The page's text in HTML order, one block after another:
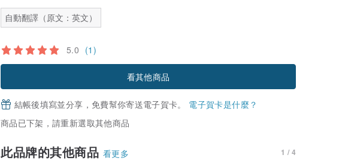
自動翻譯（原文：英文）
5.0 (1)
看其他商品
結帳後填寫並分享，免費幫你寄送電子賀卡。 電子賀卡是什麼？
商品已下架，請重新選取其他商品
此品牌的其他商品 看更多 1 / 4